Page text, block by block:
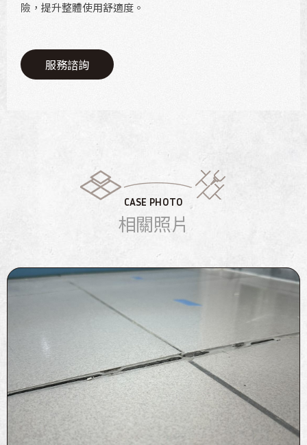
險，提升整體使用舒適度。
服務諮詢
CASE PHOTO
相關照片